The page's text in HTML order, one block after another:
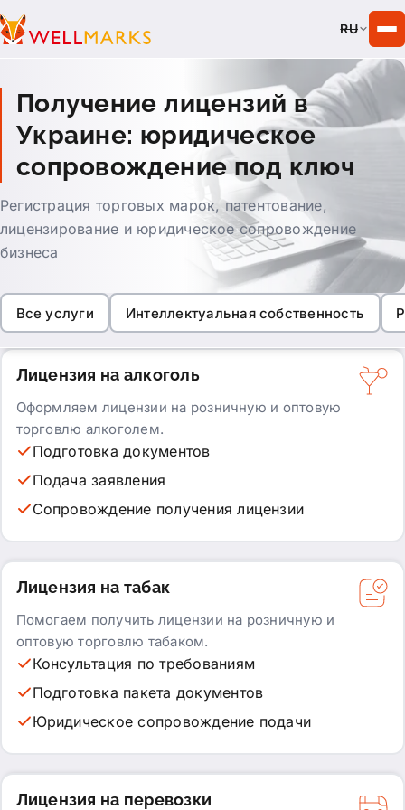
RU
Получение лицензий в
Украине: юридическое
сопровождение под ключ
Регистрация торговых марок, патентование,
лицензирование и юридическое сопровождение
бизнеса
Все услуги Интеллектуальная собственность
Лицензия на алкоголь
Оформляем лицензии на розничную и оптовую
торговлю алкоголем.
Подготовка документов
Подача заявления
Сопровождение получения лицензии
Лицензия на табак
Помогаем получить лицензии на розничную и
оптовую торговлю табаком.
Консультация по требованиям
Подготовка пакета документов
Юридическое сопровождение подачи
Лицензия на перевозки